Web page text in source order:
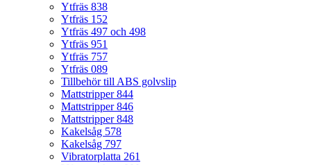
Ytfräs 838
Ytfräs 152
Ytfräs 497 och 498
Ytfräs 951
Ytfräs 757
Ytfräs 089
Tillbehör till ABS golvslip
Mattstripper 844
Mattstripper 846
Mattstripper 848
Kakelsåg 578
Kakelsåg 797
Vibratorplatta 261